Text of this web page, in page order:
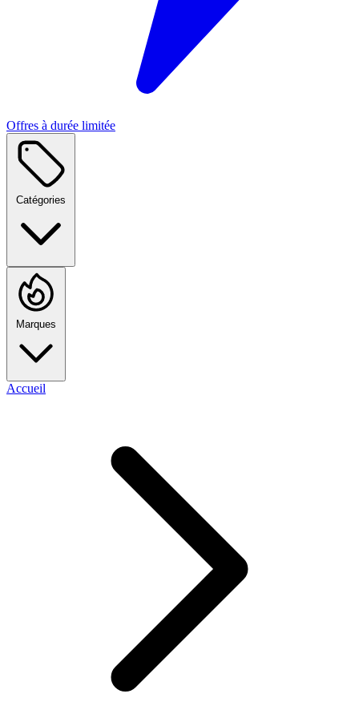
Offres à durée limitée
Catégories
Marques
Accueil